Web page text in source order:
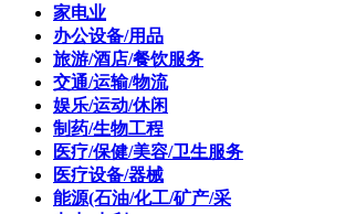
家电业
办公设备/用品
旅游/酒店/餐饮服务
交通/运输/物流
娱乐/运动/休闲
制药/生物工程
医疗/保健/美容/卫生服务
医疗设备/器械
能源(石油/化工/矿产/采